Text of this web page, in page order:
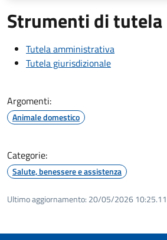
Strumenti di tutela
Tutela amministrativa
Tutela giurisdizionale
Argomenti:
Animale domestico
Categorie:
Salute, benessere e assistenza
Ultimo aggiornamento: 20/05/2026 10:25.11